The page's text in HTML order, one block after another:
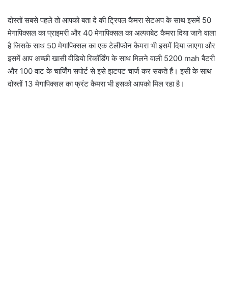
दोस्तों सबसे पहले तो आपको बता दे की ट्रिपल कैमरा सेटअप के साथ इसमें 50
मेगापिक्सल का प्राइमरी और 40 मेगापिक्सल का अल्फाबेट कैमरा दिया जाने वाला
है जिसके साथ 50 मेगापिक्सल का एक टेलीफोन कैमरा भी इसमें दिया जाएगा और
इसमें आप अच्छी खासी वीडियो रिकॉर्डिंग के साथ मिलने वाली 5200 mah बैटरी
और 100 वाट के चार्जिंग सपोर्ट से इसे झटपट चार्ज कर सकते हैं। इसी के साथ
दोस्तों 13 मेगापिक्सल का फ्रंट कैमरा भी इसको आपको मिल रहा है।